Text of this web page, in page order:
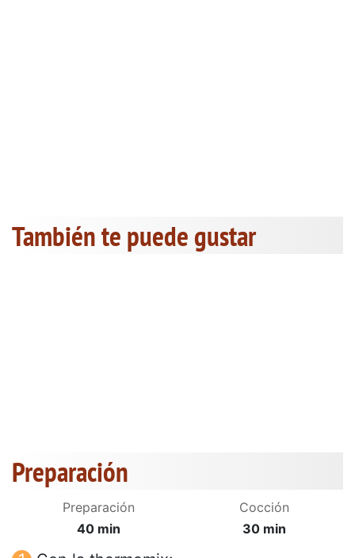
También te puede gustar
Preparación
Preparación
40 min
Cocción
30 min